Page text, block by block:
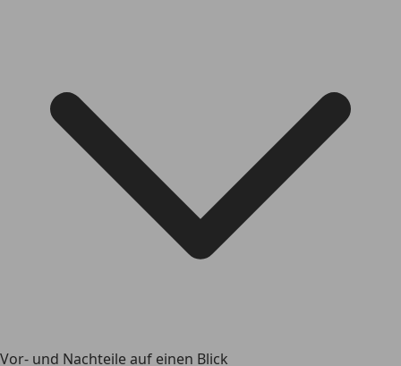
Vor- und Nachteile auf einen Blick